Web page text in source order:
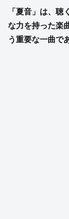
「夏音」は、聴
な力を持った楽
う重要な一曲で